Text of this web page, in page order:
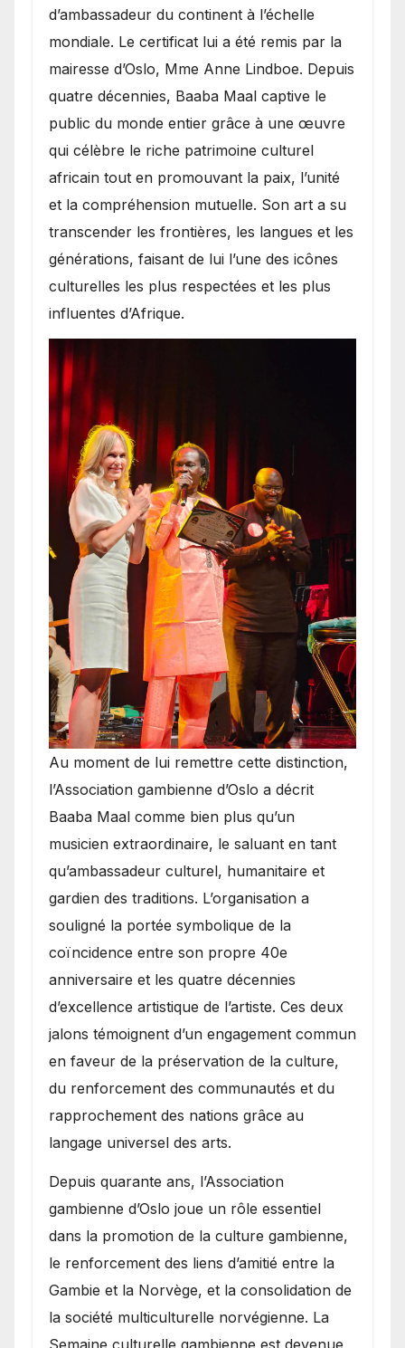
d’ambassadeur du continent à l’échelle
mondiale. Le certificat lui a été remis par la
mairesse d’Oslo, Mme Anne Lindboe. Depuis
quatre décennies, Baaba Maal captive le
public du monde entier grâce à une œuvre
qui célèbre le riche patrimoine culturel
africain tout en promouvant la paix, l’unité
et la compréhension mutuelle. Son art a su
transcender les frontières, les langues et les
générations, faisant de lui l’une des icônes
culturelles les plus respectées et les plus
influentes d’Afrique.
​Au moment de lui remettre cette distinction,
l’Association gambienne d’Oslo a décrit
Baaba Maal comme bien plus qu’un
musicien extraordinaire, le saluant en tant
qu’ambassadeur culturel, humanitaire et
gardien des traditions. L’organisation a
souligné la portée symbolique de la
coïncidence entre son propre 40e
anniversaire et les quatre décennies
d’excellence artistique de l’artiste. Ces deux
jalons témoignent d’un engagement commun
en faveur de la préservation de la culture,
du renforcement des communautés et du
rapprochement des nations grâce au
langage universel des arts.
​Depuis quarante ans, l’Association
gambienne d’Oslo joue un rôle essentiel
dans la promotion de la culture gambienne,
le renforcement des liens d’amitié entre la
Gambie et la Norvège, et la consolidation de
la société multiculturelle norvégienne. La